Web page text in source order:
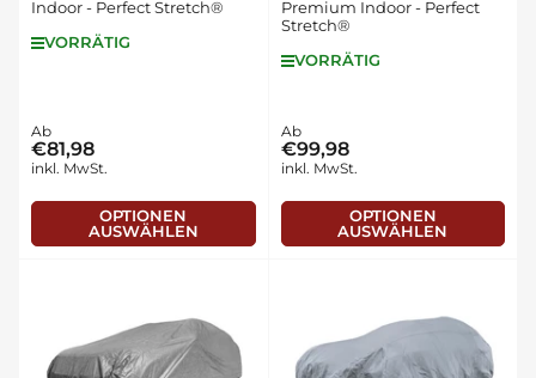
Indoor - Perfect Stretch®
VORRÄTIG
Normaler
Preis
Ab
€81,98
inkl. MwSt.
OPTIONEN
AUSWÄHLEN
Premium Indoor - Perfect
Stretch®
VORRÄTIG
Normaler
Preis
Ab
€99,98
inkl. MwSt.
OPTIONEN
AUSWÄHLEN